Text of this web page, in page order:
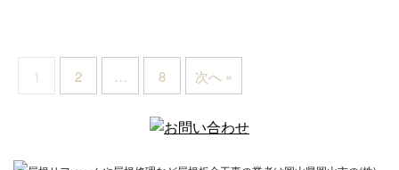
1 2 … 8 次へ »